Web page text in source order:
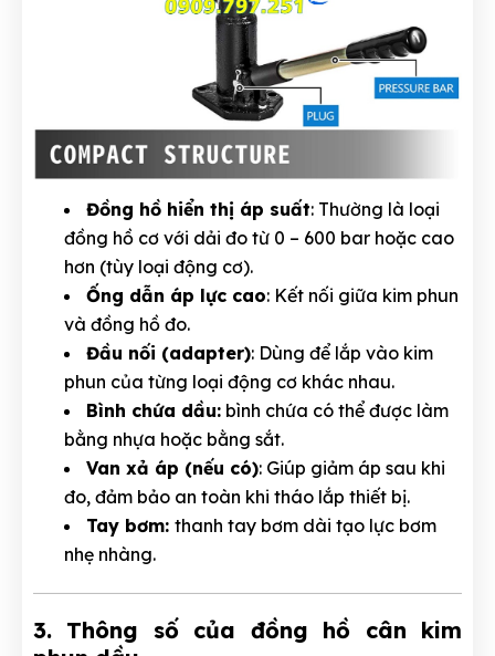
Đồng hồ hiển thị áp suất: Thường là loại
đồng hồ cơ với dải đo từ 0 – 600 bar hoặc cao
hơn (tùy loại động cơ).
Ống dẫn áp lực cao: Kết nối giữa kim phun
và đồng hồ đo.
Đầu nối (adapter): Dùng để lắp vào kim
phun của từng loại động cơ khác nhau.
Bình chứa dầu: bình chứa có thể được làm
bằng nhựa hoặc bằng sắt.
Van xả áp (nếu có): Giúp giảm áp sau khi
đo, đảm bảo an toàn khi tháo lắp thiết bị.
Tay bơm: thanh tay bơm dài tạo lực bơm
nhẹ nhàng.
3. Thông số của đồng hồ cân kim